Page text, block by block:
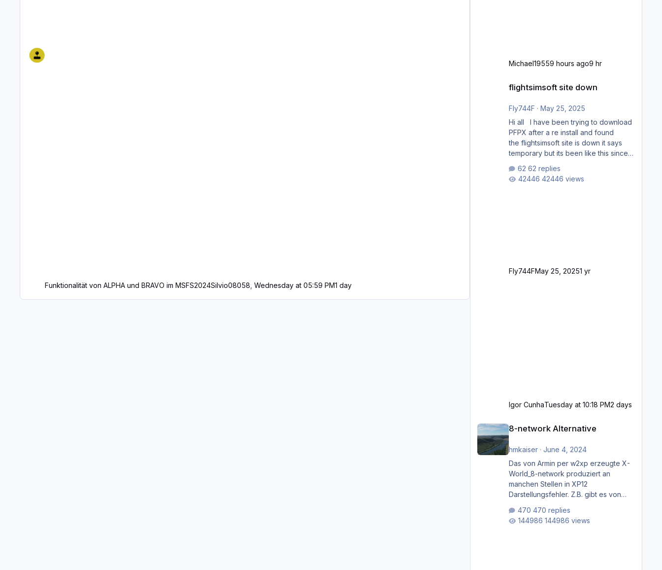
Funktionalität von ALPHA und BRAVO im MSFS2024Silvio08058 ,Wednesday at 05:59 PM1 day
Michael19559 hours ago9 hr
flightsimsoft site down
Fly744F · May 25, 2025
Hi all I have been trying to download
PFPX after a re install and found
the flightsimsoft site is down it says
temporary but its been like this since
where i can download this from as i
cant find any support email for them
62 replies
42446 views
Fly744FMay 25, 20251 yr
Igor CunhaTuesday at 10:18 PM2 days
8-network Alternative
hmkaiser· June 4, 2024
Das von Armin per w2xp erzeugte X-
World_8-network produziert an
manchen Stellen in XP12
Darstellungsfehler. Z.B. gibt es von
mehrere Rhein-/Main-Brücken zu
sehen, die zum Teil zugemauert sind.
470 replies
144986 views